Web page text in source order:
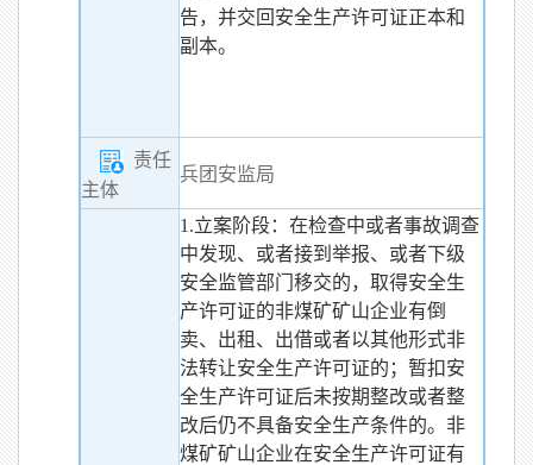
告，并交回安全生产许可证正本和
副本。
责任
主体
兵团安监局
1.立案阶段：在检查中或者事故调查
中发现、或者接到举报、或者下级
安全监管部门移交的，取得安全生
产许可证的非煤矿矿山企业有倒
卖、出租、出借或者以其他形式非
法转让安全生产许可证的；暂扣安
全生产许可证后未按期整改或者整
改后仍不具备安全生产条件的。非
煤矿矿山企业在安全生产许可证有